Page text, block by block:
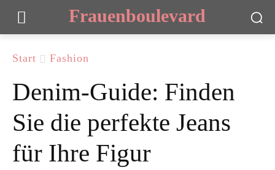
Frauenboulevard
Start Fashion
Denim-Guide: Finden
Sie die perfekte Jeans
für Ihre Figur